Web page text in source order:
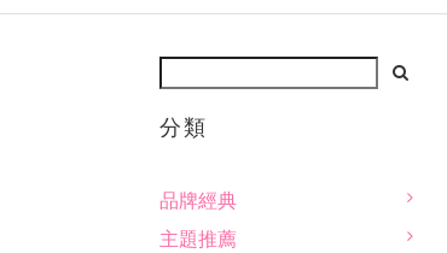
分類
品牌經典
主題推薦